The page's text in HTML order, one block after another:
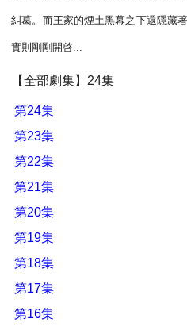
糾葛。而王家的煙土黑幕之下還隱藏
實則剛剛開啓...
【全部劇集】24集
第24集
第23集
第22集
第21集
第20集
第19集
第18集
第17集
第16集